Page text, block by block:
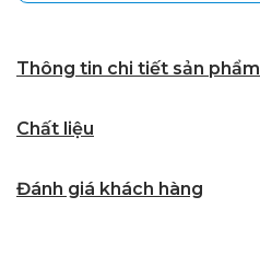
Thông tin chi tiết sản phẩm
Chất liệu
Đánh giá khách hàng